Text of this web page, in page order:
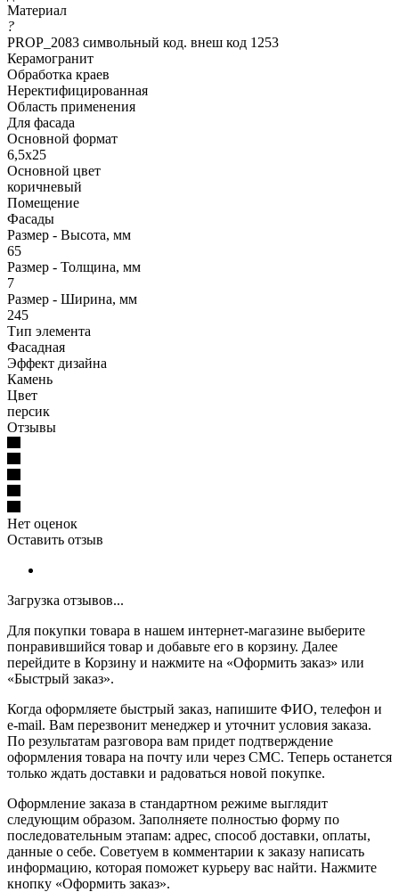
Материал
?
PROP_2083 символьный код. внеш код 1253
Керамогранит
Обработка краев
Неректифицированная
Область применения
Для фасада
Основной формат
6,5х25
Основной цвет
коричневый
Помещение
Фасады
Размер - Высота, мм
65
Размер - Толщина, мм
7
Размер - Ширина, мм
245
Тип элемента
Фасадная
Эффект дизайна
Камень
Цвет
персик
Отзывы
Нет оценок
Оставить отзыв
Загрузка отзывов...
Для покупки товара в нашем интернет-магазине выберите
понравившийся товар и добавьте его в корзину. Далее
перейдите в Корзину и нажмите на «Оформить заказ» или
«Быстрый заказ».
Когда оформляете быстрый заказ, напишите ФИО, телефон и
e-mail. Вам перезвонит менеджер и уточнит условия заказа.
По результатам разговора вам придет подтверждение
оформления товара на почту или через СМС. Теперь останется
только ждать доставки и радоваться новой покупке.
Оформление заказа в стандартном режиме выглядит
следующим образом. Заполняете полностью форму по
последовательным этапам: адрес, способ доставки, оплаты,
данные о себе. Советуем в комментарии к заказу написать
информацию, которая поможет курьеру вас найти. Нажмите
кнопку «Оформить заказ».